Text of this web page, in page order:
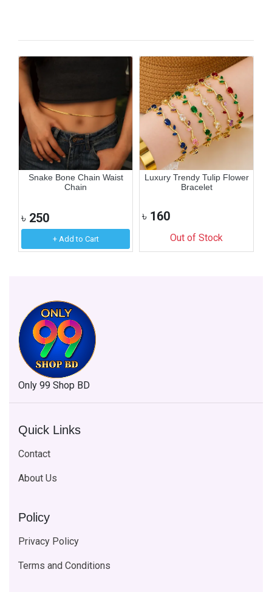
Snake Bone Chain Waist
Chain
৳ 250
+ Add to Cart
Luxury Trendy Tulip Flower
Bracelet
৳ 160
Out of Stock
Only 99 Shop BD
Quick Links
Contact
About Us
Policy
Privacy Policy
Terms and Conditions